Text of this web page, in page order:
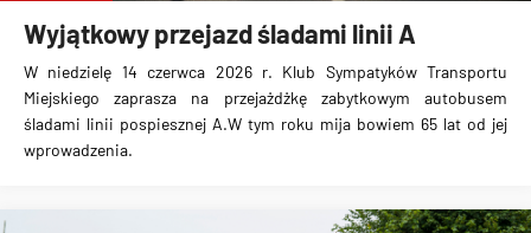
Wyjątkowy przejazd śladami linii A
W niedzielę 14 czerwca 2026 r. Klub Sympatyków Transportu
Miejskiego zaprasza na przejażdżkę zabytkowym autobusem
śladami linii pospiesznej A.W tym roku mija bowiem 65 lat od jej
wprowadzenia.